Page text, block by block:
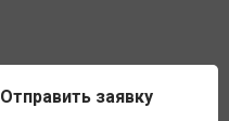
Отправить заявку